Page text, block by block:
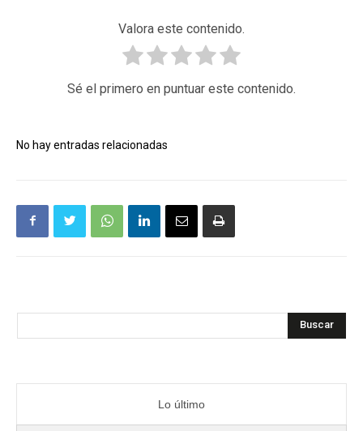
Valora este contenido.
Sé el primero en puntuar este contenido.
No hay entradas relacionadas
Buscar
Lo último